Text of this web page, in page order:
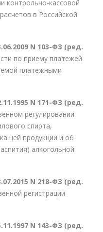
контрольно-кассовой
в Российской
N 103-ФЗ (ред.
по приему платежей
платежными
N 171-ФЗ (ред.
регулировании
спирта,
продукции и об
алкогольной
N 218-ФЗ (ред.
регистрации
N 143-ФЗ (ред.